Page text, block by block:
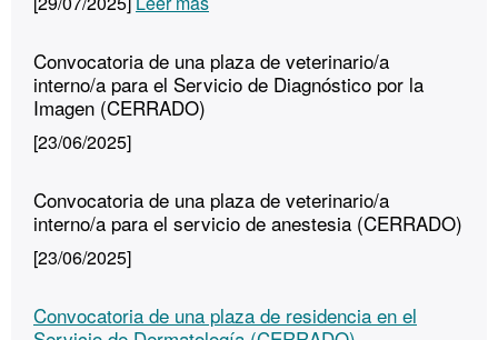
Convocatoria de una plaza de veterinario/a
interno/a para el Servicio de Diagnóstico por la
Imagen (CERRADO)
[23/06/2025]
Convocatoria de una plaza de veterinario/a
interno/a para el servicio de anestesia (CERRADO)
[23/06/2025]
Convocatoria de una plaza de residencia en el